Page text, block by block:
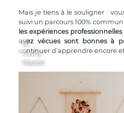
Mais je tiens à le souligner :
suivi un parcours 100%
les expériences
avez vécues sont bonnes à
continuer d’apprendre encore
Ⓒ
Cathy
Marion